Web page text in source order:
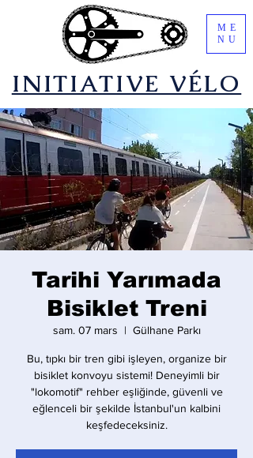
​INITIATIVE VÉLO
ME
NU
Tarihi Yarımada
Bisiklet Treni
sam. 07 mars
  |
Gülhane Parkı
Bu, tıpkı bir tren gibi işleyen, organize bir
bisiklet konvoyu sistemi! Deneyimli bir
"lokomotif" rehber eşliğinde, güvenli ve
eğlenceli bir şekilde İstanbul'un kalbini
keşfedeceksiniz.